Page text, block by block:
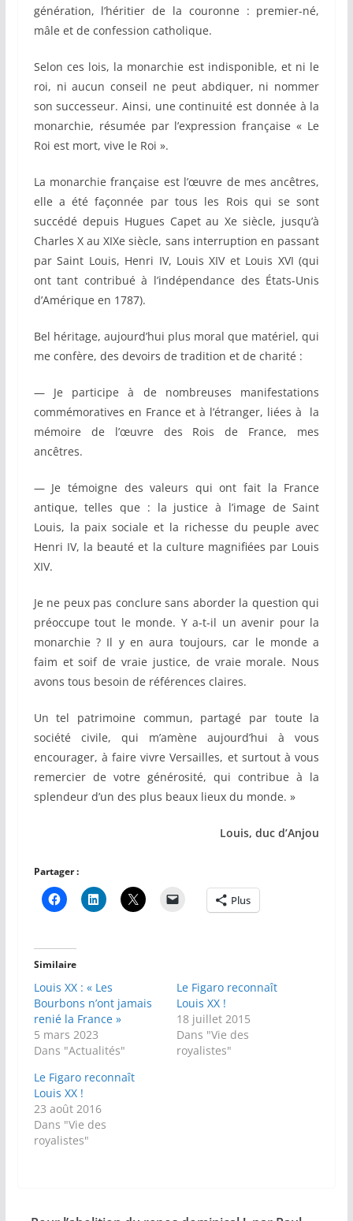
génération, l’héritier de la couronne : premier-né,
mâle et de confession catholique.
Selon ces lois, la monarchie est indisponible, et ni le
roi, ni aucun conseil ne peut abdiquer, ni nommer
son successeur. Ainsi, une continuité est donnée à la
monarchie, résumée par l’expression française « Le
Roi est mort, vive le Roi ».
La monarchie française est l’œuvre de mes ancêtres,
elle a été façonnée par tous les Rois qui se sont
succédé depuis Hugues Capet au Xe siècle, jusqu’à
Charles X au XIXe siècle, sans interruption en passant
par Saint Louis, Henri IV, Louis XIV et Louis XVI (qui
ont tant contribué à l’indépendance des États-Unis
d’Amérique en 1787).
Bel héritage, aujourd’hui plus moral que matériel, qui
me confère, des devoirs de tradition et de charité :
— Je participe à de nombreuses manifestations
commémoratives en France et à l’étranger, liées à la
mémoire de l’œuvre des Rois de France, mes
ancêtres.
— Je témoigne des valeurs qui ont fait la France
antique, telles que : la justice à l’image de Saint
Louis, la paix sociale et la richesse du peuple avec
Henri IV, la beauté et la culture magnifiées par Louis
XIV.
Je ne peux pas conclure sans aborder la question qui
préoccupe tout le monde. Y a-t-il un avenir pour la
monarchie ? Il y en aura toujours, car le monde a
faim et soif de vraie justice, de vraie morale. Nous
avons tous besoin de références claires.
Un tel patrimoine commun, partagé par toute la
société civile, qui m’amène aujourd’hui à vous
encourager, à faire vivre Versailles, et surtout à vous
remercier de votre générosité, qui contribue à la
splendeur d’un des plus beaux lieux du monde. »
Louis, duc d’Anjou
Partager :
Plus
Similaire
Louis XX : « Les
Bourbons n’ont jamais
renié la France »
5 mars 2023
Dans "Actualités"
Le Figaro reconnaît
Louis XX !
18 juillet 2015
Dans "Vie des
royalistes"
Le Figaro reconnaît
Louis XX !
23 août 2016
Dans "Vie des
royalistes"